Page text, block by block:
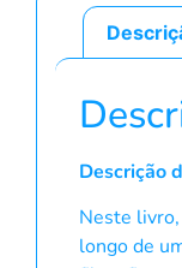
Descrição
Neste
longo de